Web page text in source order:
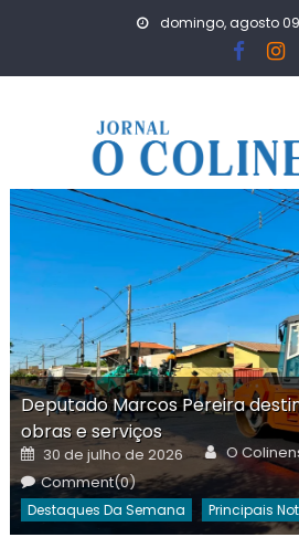
domingo, agosto
Deputado Marcos Pereira
obras e serviços
Posted
on
30 de julho de 2026 Author
O
Comment(0)
Destaques Da Semana Principais